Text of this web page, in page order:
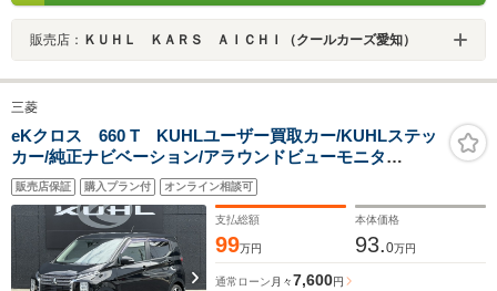
販売店： ＫＵＨＬ ＫＡＲＳ ＡＩＣＨＩ（クールカーズ愛知）
三菱
eKクロス 660 T KUHLユーザー買取カー/KUHLステッ
カー/純正ナビベーション/アラウンドビューモニタ
ー/ETC/サイドバイザー/フロアマット/純正ホイール/禁煙
車/スマートキー/スペアキー
販売店保証 購入プラン付 オンライン相談可
支払総額
99万円
本体価格
93.0万円
通常ローン 月々7,600円